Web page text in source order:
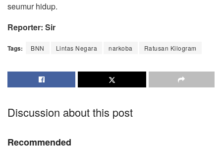
seumur hidup.
Reporter: Sir
Tags: BNN Lintas Negara narkoba Ratusan Kilogram
Discussion about this post
Recommended